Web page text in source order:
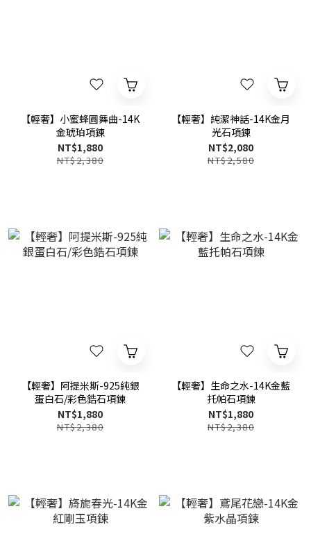
【輕奢】小蜜蜂圓舞曲-14K
金琥珀項鍊
NT$1,880
NT$2,380
【輕奢】純潔神話-14K金月
光石項鍊
NT$2,080
NT$2,580
【輕奢】阿提米斯-925純銀
蛋白石/彩色鋯石項鍊
NT$1,880
NT$2,380
【輕奢】生命之水-14K金藍
托帕石項鍊
NT$1,880
NT$2,380